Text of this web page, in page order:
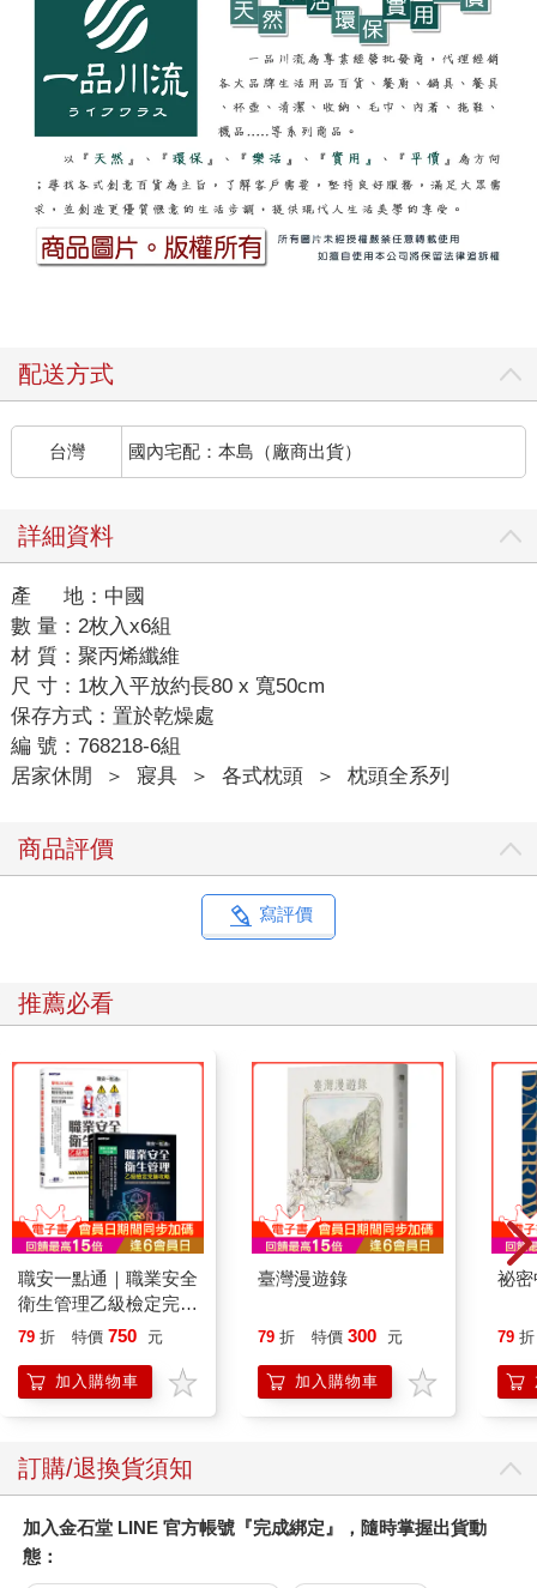
配送方式
台灣 國內宅配：本島（廠商出貨）
詳細資料
產 地：中國
數 量：2枚入x6組
材 質：聚丙烯纖維
尺 寸：1枚入平放約長80 x 寬50cm
保存方式：置於乾燥處
編 號：768218-6組
居家休閒
＞ 寢具 ＞ 各式枕頭 ＞ 枕頭全系列
商品評價
寫評價
推薦必看
職安一點通｜職業安全
衛生管理乙級檢定完勝
攻略｜2026版(套書)
79 折 特價 750 元
加入購物車
臺灣漫遊錄
79 折 特價 300 元
加入購物車
祕
79 折
訂購/退換貨須知
加入金石堂 LINE 官方帳號『完成綁定』，隨時掌握出貨動
態：